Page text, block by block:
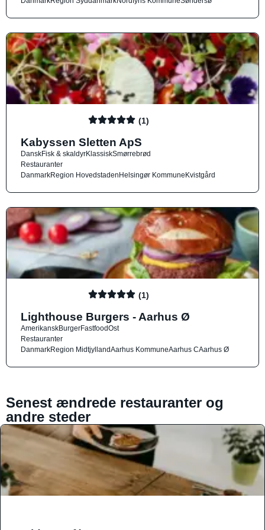
(1)
Kabyssen Sletten ApS
DanskFisk & skaldyrKlassiskSmørrebrød
Restauranter
DanmarkRegion HovedstadenHelsingør KommuneKvistgård
(1)
Lighthouse Burgers - Aarhus Ø
AmerikanskBurgerFastfoodOst
Restauranter
DanmarkRegion MidtjyllandAarhus KommuneAarhus CAarhus Ø
Senest ændrede restauranter og
andre steder